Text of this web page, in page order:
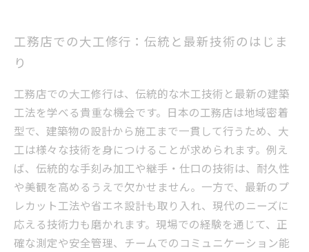
未来の大工へ贈る言葉：工務店で学ぶ魅力と可
大工求人特集：工務店で始めるあなたの建築キ
ャリア
工務店で働く魅力とは？大工技術と成長の秘密
を探る
工務店での大工修行：伝統と最新技術のはじま
り
工務店での大工修行は、伝統的な木工技術と最新の建築
工法を学べる貴重な機会です。日本の工務店は地域密着
型で、建築物の設計から施工まで一貫して行うため、大
工は様々な技術を身につけることが求められます。例え
ば、伝統的な手刻み加工や継手・仕口の技術は、耐久性
や美観を高めるうえで欠かせません。一方で、最新のプ
レカット工法や省エネ設計も取り入れ、現代のニーズに
応える技術力も磨かれます。現場での経験を通じて、正
確な測定や安全管理、チームでのコミュニケーション能